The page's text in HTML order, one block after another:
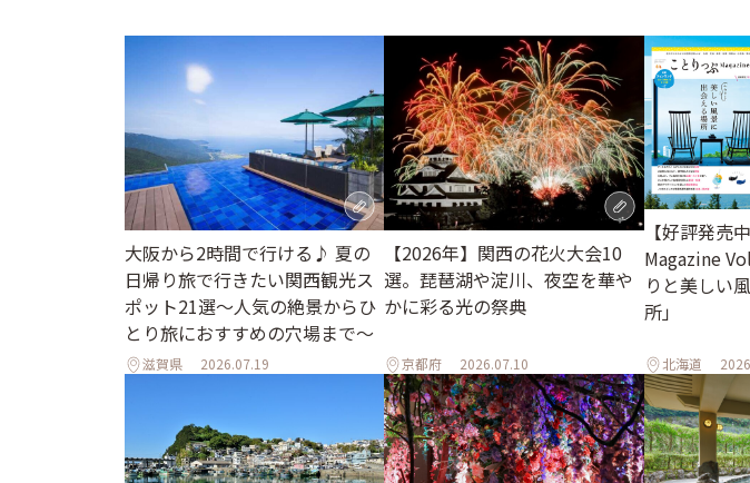
大阪から2時間で行ける♪ 夏の
日帰り旅で行きたい関西観光ス
ポット21選～人気の絶景からひ
とり旅におすすめの穴場まで～
滋賀県 2026.07.19
【2026年】関西の花火大会10
選。琵琶湖や淀川、夜空を華や
かに彩る光の祭典
京都府 2026.07.10
【好評発売
Magazine
りと美しい
所」
北海道